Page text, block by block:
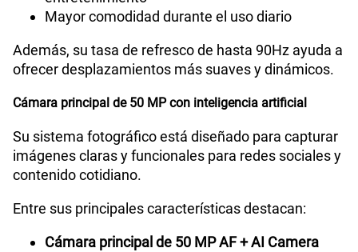
Mayor comodidad durante el uso diario
Además, su tasa de refresco de hasta 90Hz ayuda a
ofrecer desplazamientos más suaves y dinámicos.
Cámara principal de 50 MP con inteligencia artificial
Su sistema fotográfico está diseñado para capturar
imágenes claras y funcionales para redes sociales y
contenido cotidiano.
Entre sus principales características destacan:
Cámara principal de 50 MP AF + AI Camera